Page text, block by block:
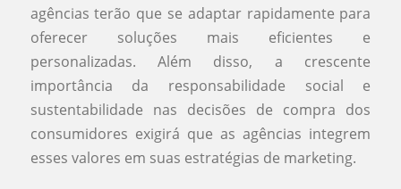
agências terão que se adaptar rapidamente para
oferecer soluções mais eficientes e
personalizadas. Além disso, a crescente
importância da responsabilidade social e
sustentabilidade nas decisões de compra dos
consumidores exigirá que as agências integrem
esses valores em suas estratégias de marketing.